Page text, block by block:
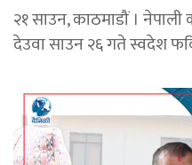
२१ साउन, काठमाडौं । नेपाली
देउवा साउन २६ गते स्वदेश